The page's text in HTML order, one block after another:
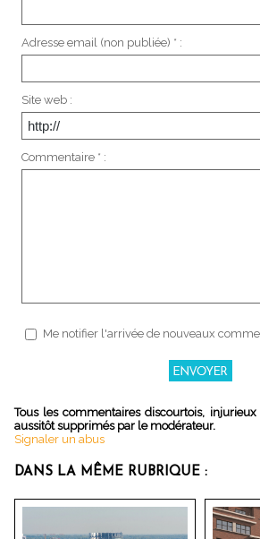
Adresse email (non publiée) * :
Site web :
Commentaire * :
Me notifier l'arrivée de nouveaux
Tous les commentaires discourtois,
aussitôt supprimés par le modérateur.
Signaler un abus
DANS LA MÊME RUBRIQUE :